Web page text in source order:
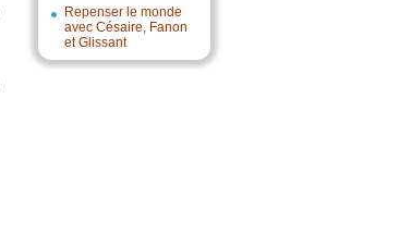
Repenser le monde
avec Césaire, Fanon
et Glissant